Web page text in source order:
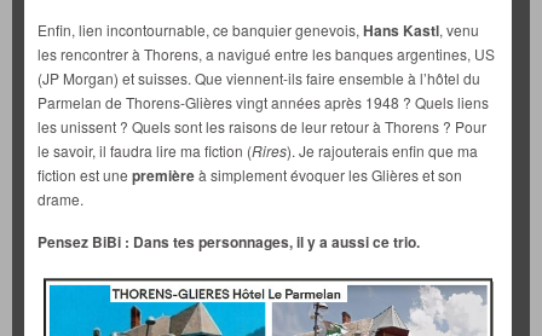
Enfin, lien incontournable, ce banquier genevois, Hans Kastl, venu
les rencontrer à Thorens, a navigué entre les banques argentines, US
(JP Morgan) et suisses. Que viennent-ils faire ensemble à l’hôtel du
Parmelan de Thorens-Glières vingt années après 1948 ? Quels liens
les unissent ? Quels sont les raisons de leur retour à Thorens ? Pour
le savoir, il faudra lire ma fiction (Rires). Je rajouterais enfin que ma
fiction est une premièreà simplement évoquer les Glières et son
drame.
Pensez BiBi : Dans tes personnages, il y a aussi ce trio.